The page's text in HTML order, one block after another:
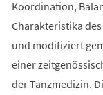
Koordination,
Charakteristika
und modifiziert
einer
der Tanzmedizin.